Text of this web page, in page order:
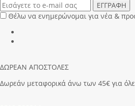
ΕΓΓΡΑΦΗ
Θέλω να ενημερώνομαι για νέα &
ΔΩΡΕΑΝ ΑΠΟΣΤΟΛΕΣ
Δωρεάν μεταφορικά άνω των 45€ για